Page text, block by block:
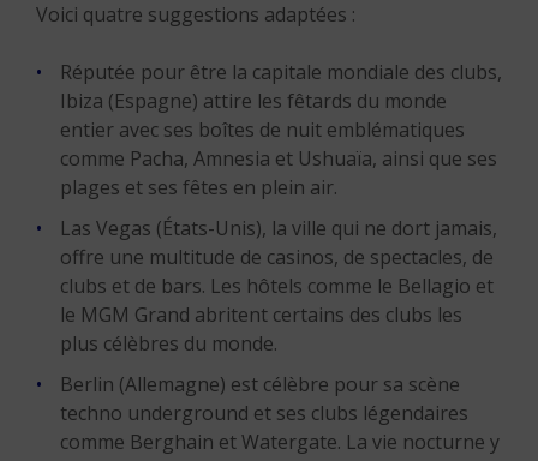
Voici quatre suggestions adaptées :
Réputée pour être la capitale mondiale des clubs,
Ibiza (Espagne) attire les fêtards du monde
entier avec ses boîtes de nuit emblématiques
comme Pacha, Amnesia et Ushuaïa, ainsi que ses
plages et ses fêtes en plein air.
Las Vegas (États-Unis), la ville qui ne dort jamais,
offre une multitude de casinos, de spectacles, de
clubs et de bars. Les hôtels comme le Bellagio et
le MGM Grand abritent certains des clubs les
plus célèbres du monde.
Berlin (Allemagne) est célèbre pour sa scène
techno underground et ses clubs légendaires
comme Berghain et Watergate. La vie nocturne y